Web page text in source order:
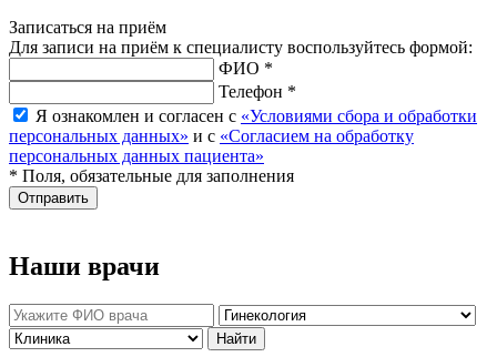
Записаться на приём
Для записи на приём к специалисту воспользуйтесь формой:
ФИО *
Телефон *
Я ознакомлен и согласен с «Условиями сбора и обработки
персональных данных» и с «Согласием на обработку
персональных данных пациента»
* Поля, обязательные для заполнения
Отправить
Наши врачи